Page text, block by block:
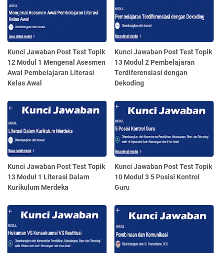
Kunci Jawaban Post Test Topik
12 Modul 1 Mengenal Asesmen
Awal Pembelajaran Literasi
Kelas Awal
Kunci Jawaban Post Test Topik
13 Modul 2 Pembelajaran
Terdiferensiasi dengan
Dekoding
Kunci Jawaban Post Test Topik
13 Modul 1 Literasi Dalam
Kurikulum Merdeka
Kunci Jawaban Post Test Topik
10 Modul 3 5 Posisi Kontrol
Guru